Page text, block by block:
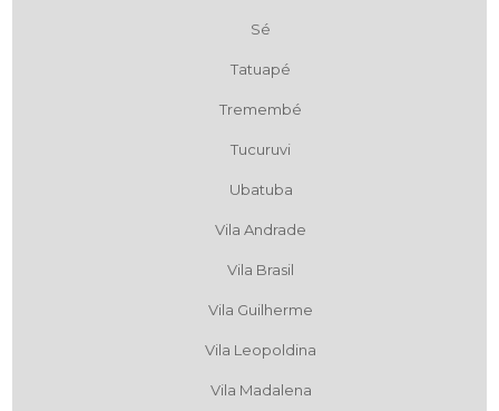
Sé
Tatuapé
Tremembé
Tucuruvi
Ubatuba
Vila Andrade
Vila Brasil
Vila Guilherme
Vila Leopoldina
Vila Madalena